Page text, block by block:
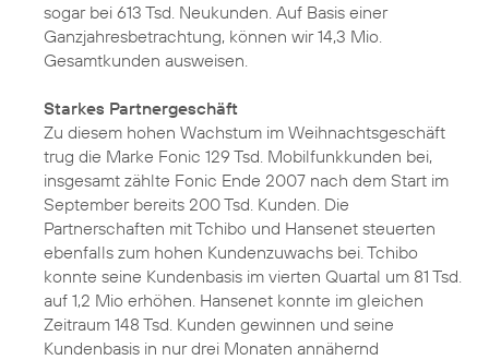
sogar bei 613 Tsd. Neukunden. Auf Basis einer
Ganzjahresbetrachtung, können wir 14,3 Mio.
Gesamtkunden ausweisen.
Starkes Partnergeschäft
Zu diesem hohen Wachstum im Weihnachtsgeschäft
trug die Marke Fonic 129 Tsd. Mobilfunkkunden bei,
insgesamt zählte Fonic Ende 2007 nach dem Start im
September bereits 200 Tsd. Kunden. Die
Partnerschaften mit Tchibo und Hansenet steuerten
ebenfalls zum hohen Kundenzuwachs bei. Tchibo
konnte seine Kundenbasis im vierten Quartal um 81 Tsd.
auf 1,2 Mio erhöhen. Hansenet konnte im gleichen
Zeitraum 148 Tsd. Kunden gewinnen und seine
Kundenbasis in nur drei Monaten annähernd